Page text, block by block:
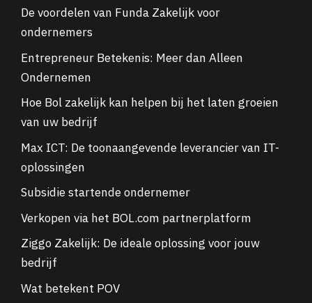
De voordelen van Funda Zakelijk voor
ondernemers
Entrepreneur Betekenis: Meer dan Alleen
Ondernemen
Hoe Bol zakelijk kan helpen bij het laten groeien
van uw bedrijf
Max ICT: De toonaangevende leverancier van IT-
oplossingen
Subsidie startende ondernemer
Verkopen via het BOL.com partnerplatform
Ziggo Zakelijk: De ideale oplossing voor jouw
bedrijf
Wat betekent POV